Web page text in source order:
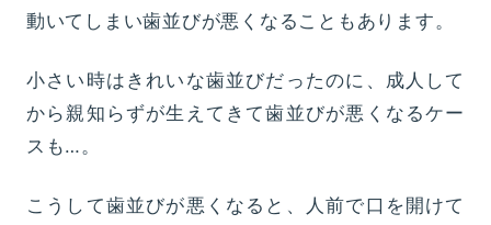
動いてしまい歯並びが悪くなることもあります。
小さい時はきれいな歯並びだったのに、成人して
から親知らずが生えてきて歯並びが悪くなるケー
スも…。
こうして歯並びが悪くなると、人前で口を開けて